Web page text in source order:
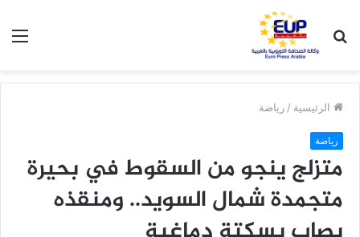
عن
الرئيسية / رياضة
رياضة
متزلج ينجو من السقوط في بحيرة
متجمدة شمال السويد.. ومنقذه